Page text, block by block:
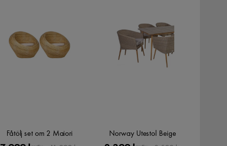
Fåtölj set om 2 Maiori Norway Utestol Beige